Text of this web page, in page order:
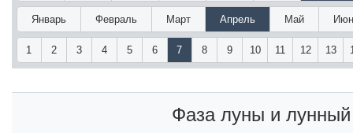
Январь Февраль Март Апрель Май
1 2 3 4 5 6 7 8 9 10 11 12 13
Фаза луны и